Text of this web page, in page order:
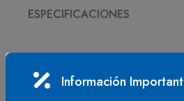
ESPECIFICACIONES
Características
Información